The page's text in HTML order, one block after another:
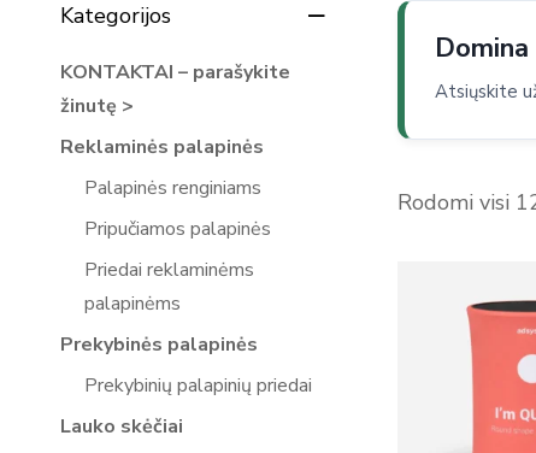
Kategorijos
KONTAKTAI – parašykite
žinutę >
Reklaminės palapinės
Palapinės renginiams
Pripučiamos palapinės
Priedai reklaminėms
palapinėms
Prekybinės palapinės
Prekybinių palapinių priedai
Lauko skėčiai
Atsiųskite
Rodomi visi